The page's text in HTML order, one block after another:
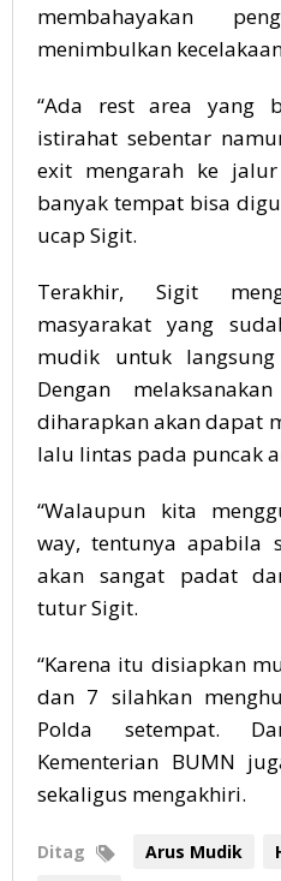
membahayakan
menimbulkan
“Ada rest area yang
istirahat sebentar
exit mengarah ke
banyak tempat bisa
ucap Sigit.
Terakhir, Sigit
masyarakat yang
mudik untuk
Dengan
diharapkan akan dapat
lalu lintas pada puncak
“Walaupun kita
way, tentunya apabila
akan sangat padat
tutur Sigit.
“Karena itu disiapkan
dan 7 silahkan
Polda setempat.
Kementerian BUMN
sekaligus mengakhiri.
Ditag Arus Mudik